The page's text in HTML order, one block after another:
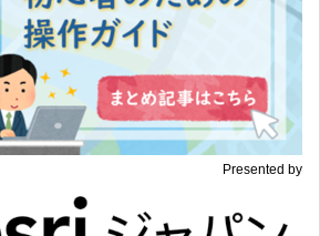
Presented by